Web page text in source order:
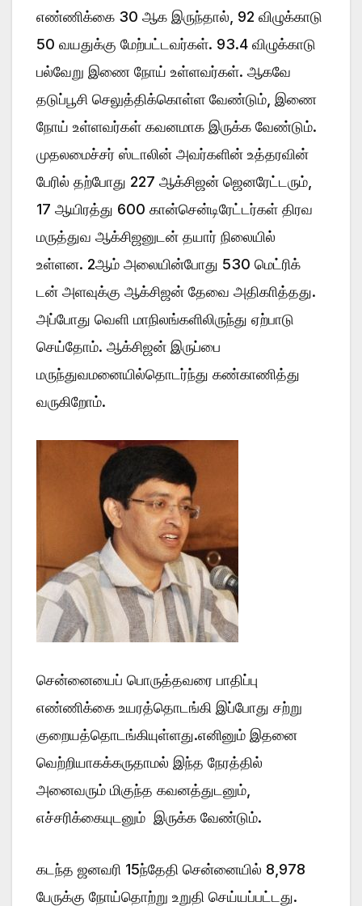
எண்ணிக்கை 30 ஆக இருந்தால், 92 விழுக்காடு
50 வயதுக்கு மேற்பட்டவர்கள். 93.4 விழுக்காடு
பல்வேறு இணை நோய் உள்ளவர்கள். ஆகவே
தடுப்பூசி செலுத்திக்கொள்ள வேண்டும், இணை
நோய் உள்ளவர்கள் கவனமாக இருக்க வேண்டும்.
முதலமைச்சர் ஸ்டாலின் அவர்களின் உத்தரவின்
பேரில் தற்போது 227 ஆக்சிஜன் ஜெனரேட்டரும்,
17 ஆயிரத்து 600 கான்சென்டிரேட்டர்கள் திரவ
மருத்துவ ஆக்சிஜனுடன் தயார் நிலையில்
உள்ளன. 2ஆம் அலையின்போது 530 மெட்ரிக்
டன் அளவுக்கு ஆக்சிஜன் தேவை அதிகாித்தது.
அப்போது வெளி மாநிலங்களிலிருந்து ஏற்பாடு
செய்தோம். ஆக்சிஜன் இருப்பை
மருந்துவமனையில்தொடர்ந்து கண்காணித்து
வருகிறோம்.
சென்னையைப் பொருத்தவரை பாதிப்பு
எண்ணிக்கை உயரத்தொடங்கி இப்போது சற்று
குறையத்தொடங்கியுள்ளது.எனினும் இதனை
வெற்றியாகக்கருதாமல் இந்த நேரத்தில்
அனைவரும் மிகுந்த கவனத்துடனும்,
எச்சரிக்கையுடனும் இருக்க வேண்டும்.
கடந்த ஜனவரி 15ந்தேதி சென்னையில் 8,978
பேருக்கு நோய்தொற்று உறுதி செய்யப்பட்டது.